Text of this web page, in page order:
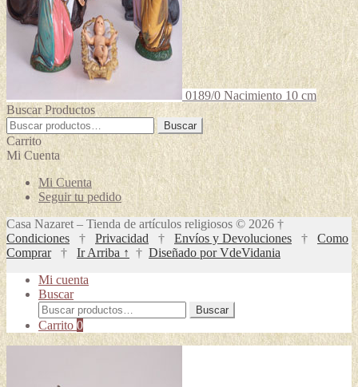
0189/0 Nacimiento 10 cm
Buscar Productos
Buscar
por:
Buscar
Carrito
Mi Cuenta
Mi Cuenta
Seguir tu pedido
Casa Nazaret – Tienda de artículos religiosos © 2026 †
Condiciones † Privacidad † Envíos y Devoluciones † Como
Comprar† Ir Arriba ↑ † Diseñado por VdeVidania
Mi cuenta
Buscar
Buscar
por:
Buscar
Carrito 0